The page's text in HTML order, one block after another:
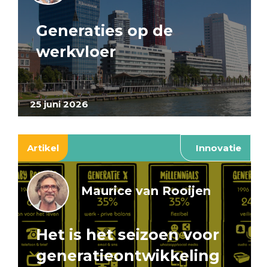
25 juni 2026
Generaties op de
werkvloer
Artikel Innovatie
Maurice van Rooijen
Het is het seizoen voor
generatieontwikkeling